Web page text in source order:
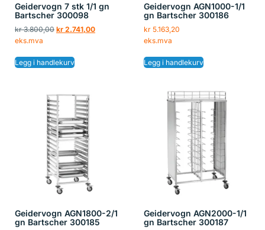
Geidervogn 7 stk 1/1 gn
Bartscher 300098
kr3.800,00 kr 2.741,00
eks.mva
Legg i handlekurv
Geidervogn AGN1000-1/1
gn Bartscher 300186
kr5.163,20
eks.mva
Legg i handlekurv
Geidervogn AGN1800-2/1
gn Bartscher 300185
Geidervogn AGN2000-1/1
gn Bartscher 300187